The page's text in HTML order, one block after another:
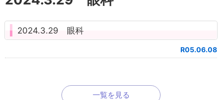
2024.3.29 眼科
R05.06.08
一覧を見る